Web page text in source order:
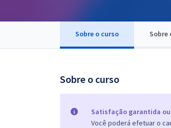
Sobre o curso Sobre
Sobre o curso
Satisfação garantida
Você poderá efetuar o